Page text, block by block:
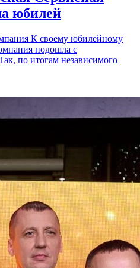
юбилей
К своему юбилейному
подошла с
по итогам независимого